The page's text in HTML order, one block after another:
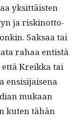
yksit­täis­ten
ja riskinot­to­
Sak­saa tai
rahaa entistä
Kreik­ka tai
ensisi­jaise­na
mukaan
kuten tähän